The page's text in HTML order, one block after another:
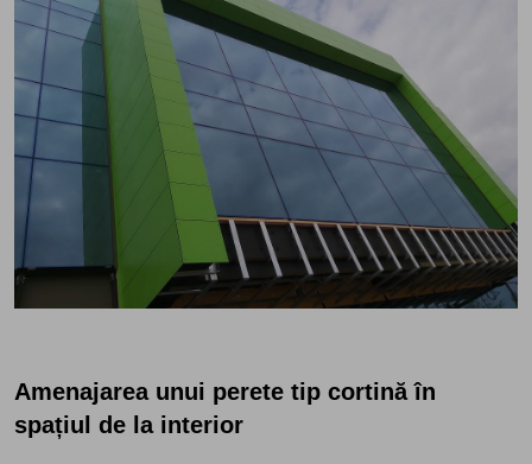
Amenajarea unui perete tip cortină în
spațiul de la interior